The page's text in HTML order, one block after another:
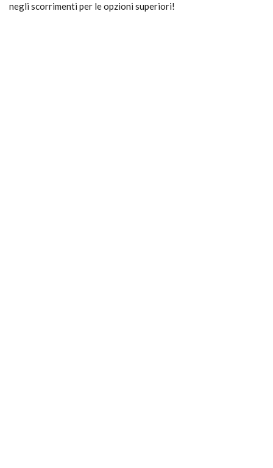
negli scorrimenti per le opzioni superiori!